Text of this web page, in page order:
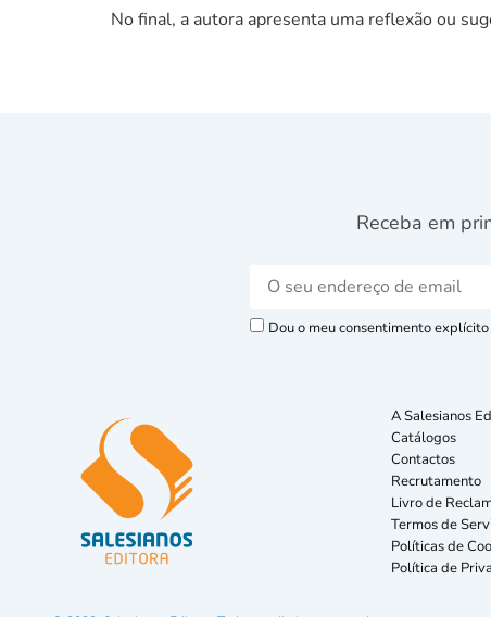
No final, a autora apresenta uma reflexão ou
Receba em
Dou o meu consentimento
A Salesianos
Catálogos
Contactos
Recrutamento
Livro de
Termos de
Políticas de
Política de